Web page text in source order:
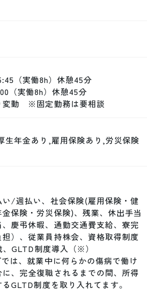
（実働8h）休憩45分
（実働8h）休憩45分
変動　※固定勤務は要相談
生年金あり,雇用保険あり,労災保険
い/週払い、社会保険(雇用保険・健
保険・労災保険)、残業、休出手当
慶弔休暇、通勤交通費支給、寮完
）、従業員持株会、資格取得制度
GLTD制度導入（※）
は、就業中に何らかの傷病で働け
、完全復職されるまでの間、所得
GLTD制度を取り入れてます。